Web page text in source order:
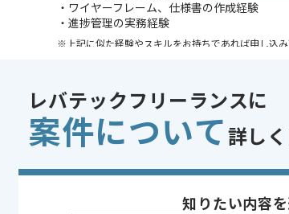
・ワイヤーフレーム、仕様書の作成経験
・進捗管理の実務経験
※上記に似た経験やスキルをお持ちであれば申し込
精算条件
有
支払いサイト
15日
レバテックフリーランスに
案件について 詳し
知りたい内容